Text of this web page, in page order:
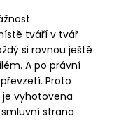
tváří v tvář
si rovnou ještě
A po právní
Proto
je vyhotovena
strana